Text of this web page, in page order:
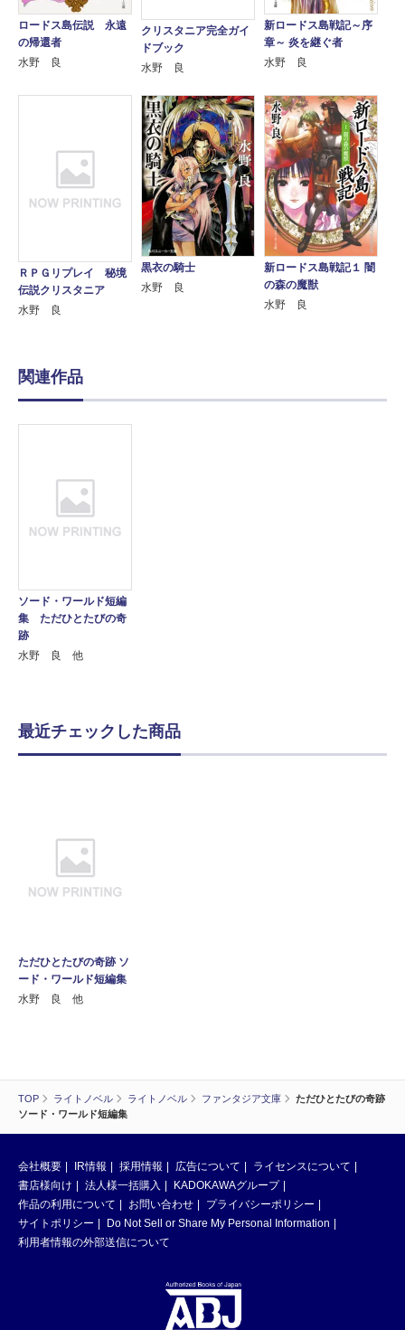
TOP ライトノベル ライトノベル ファンタジア文庫
ただひとたびの奇跡
ソード・ワールド短編集
ロードス島伝説 永遠
の帰還者
水野 良
クリスタニア完全ガイ
ドブック
水野 良
新ロードス島戦記～序
章～ 炎を継ぐ者
水野 良
ＲＰＧリプレイ 秘境
伝説クリスタニア
水野 良
黒衣の騎士
水野 良
新ロードス島戦記１ 闇
の森の魔獣
水野 良
関連作品
ソード・ワールド短編
集 ただひとたびの奇
跡
水野 良 他
最近チェックした商品
ただひとたびの奇跡 ソ
ード・ワールド短編集
水野 良 他
会社概要 IR情報 採用情報 広告について
ライセンスについて
書店様向け
法人様一括購入
KADOKAWAグループ
作品の利用について
お問い合わせ
プライバシーポリシー
サイトポリシー
Do Not Sell or Share My Personal Information
利用者情報の外部送信について